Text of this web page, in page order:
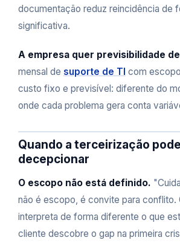
documentação reduz reincidência de
significativa.
A empresa quer previsibilidade
mensal de suporte de TI com
custo fixo e previsível: diferente do
onde cada problema gera conta
Quando a terceirização pode
decepcionar
O escopo não está definido.
não é escopo, é convite para conflito.
interpreta de forma diferente o que
cliente descobre o gap na primeira